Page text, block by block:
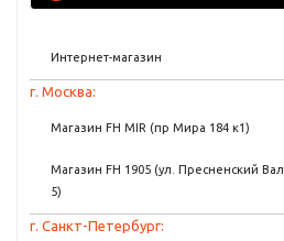
Интернет-магазин
г. Москва:
Магазин FH MIR (пр Мира 184 к1)
Магазин FH 1905 (ул. Пресненский Вал,
5)
г. Санкт-Петербург: